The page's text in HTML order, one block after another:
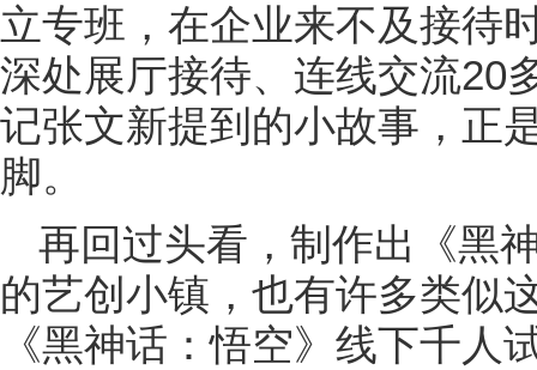
立专班，在企业来不及接待
深处展厅接待、连线交流20
记张文新提到的小故事，正
脚。
再回过头看，制作出《黑
的艺创小镇，也有许多类似
《黑神话：悟空》线下千人